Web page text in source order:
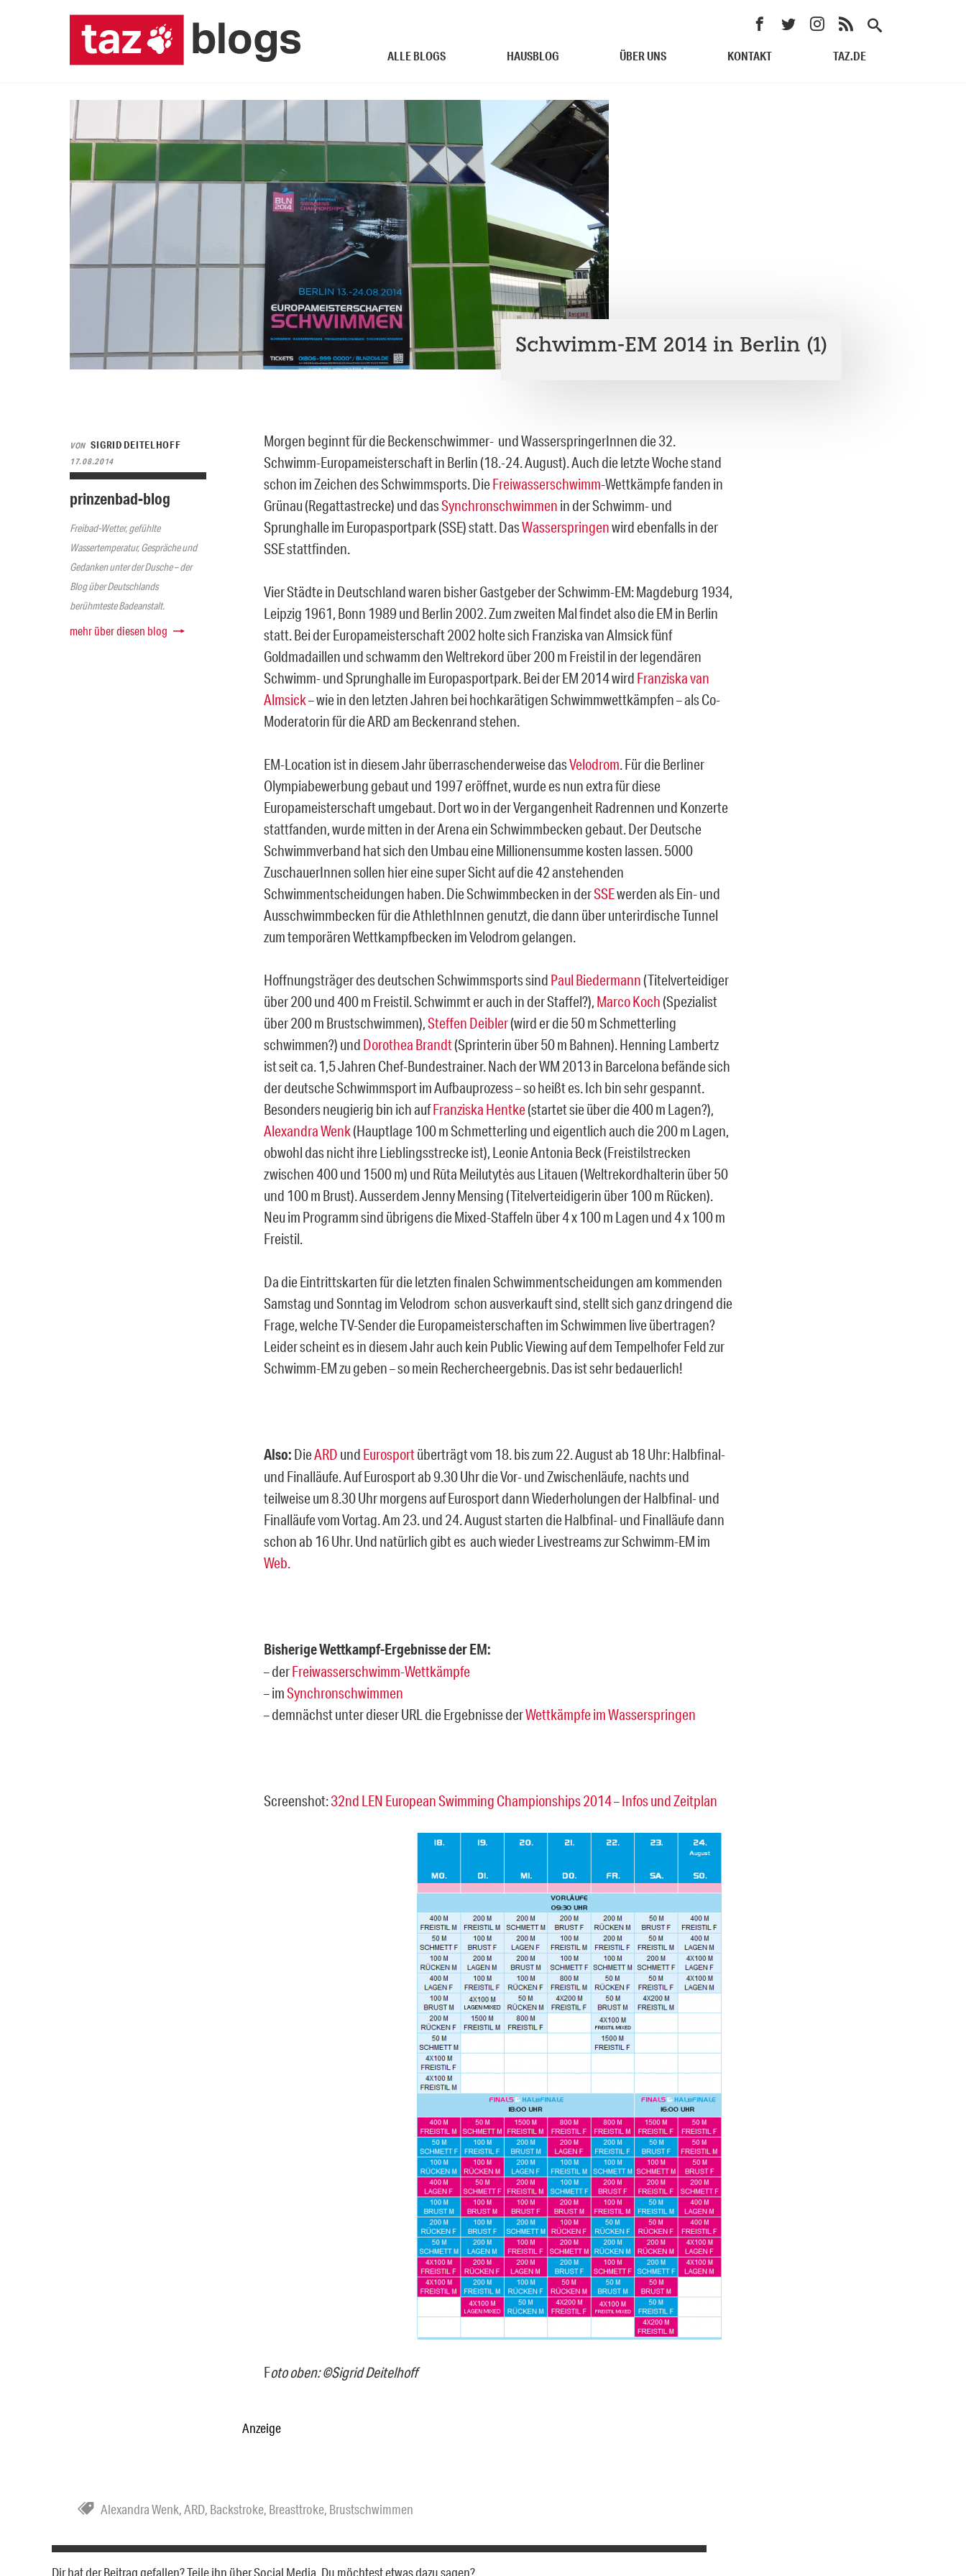
ALLE BLOGS HAUSBLOG ÜBER UNS KONTAKT TAZ.DE
Schwimm-EM 2014 in Berlin (1)
VON SIGRID DEITELHOFF
17.08.2014
prinzenbad-blog
Freibad-Wetter, gefühlte
Wassertemperatur, Gespräche und
Gedanken unter der Dusche – der
Blog über Deutschlands
berühmteste Badeanstalt.
mehr über diesen blog
Morgen beginnt für die Beckenschwimmer- und WasserspringerInnen die 32.
Schwimm-Europameisterschaft in Berlin (18.-24. August). Auch die letzte Woche stand
schon im Zeichen des Schwimmsports. DieFreiwasserschwimm-Wettkämpfe fanden in
Grünau (Regattastrecke) und dasSynchronschwimmen in der Schwimm- und
Sprunghalle im Europasportpark (SSE) statt. DasWasserspringenwird ebenfalls in der
SSE stattfinden.
Vier Städte in Deutschland waren bisher Gastgeber der Schwimm-EM: Magdeburg 1934,
Leipzig 1961, Bonn 1989 und Berlin 2002. Zum zweiten Mal findet also die EM in Berlin
statt. Bei der Europameisterschaft 2002 holte sich Franziska van Almsick fünf
Goldmadaillen und schwamm den Weltrekord über 200 m Freistil in der legendären
Schwimm- und Sprunghalle im Europasportpark. Bei der EM 2014 wird Franziska van
Almsick– wie in den letzten Jahren bei hochkarätigen Schwimmwettkämpfen – als Co-
Moderatorin für die ARD am Beckenrand stehen.
EM-Location ist in diesem Jahr überraschenderweise dasVelodrom. Für die Berliner
Olympiabewerbung gebaut und 1997 eröffnet, wurde es nun extra für diese
Europameisterschaft umgebaut. Dort wo in der Vergangenheit Radrennen und Konzerte
stattfanden, wurde mitten in der Arena ein Schwimmbecken gebaut. Der Deutsche
Schwimmverband hat sich den Umbau eine Millionensumme kosten lassen. 5000
ZuschauerInnen sollen hier eine super Sicht auf die 42 anstehenden
Schwimmentscheidungen haben. Die Schwimmbecken in derSSEwerden als Ein- und
Ausschwimmbecken für die AthlethInnen genutzt, die dann über unterirdische Tunnel
zum temporären Wettkampfbecken im Velodrom gelangen.
Hoffnungsträger des deutschen Schwimmsports sind Paul Biedermann(Titelverteidiger
über 200 und 400 m Freistil. Schwimmt er auch in der Staffel?), Marco Koch(Spezialist
über 200 m Brustschwimmen),Steffen Deibler(wird er die 50 m Schmetterling
schwimmen?) und Dorothea Brandt(Sprinterin über 50 m Bahnen). Henning Lambertz
ist seit ca. 1,5 Jahren Chef-Bundestrainer. Nach der WM 2013 in Barcelona befände sich
der deutsche Schwimmsport im Aufbauprozess – so heißt es. Ich bin sehr gespannt.
Besonders neugierig bin ich aufFranziska Hentke(startet sie über die 400 m Lagen?),
Alexandra Wenk(Hauptlage 100 m Schmetterling und eigentlich auch die 200 m Lagen,
obwohl das nicht ihre Lieblingsstrecke ist), Leonie Antonia Beck (Freistilstrecken
zwischen 400 und 1500 m) und Rūta Meilutytės aus Litauen (Weltrekordhalterin über 50
und 100 m Brust). Ausserdem Jenny Mensing (Titelverteidigerin über 100 m Rücken).
Neu im Programm sind übrigens die Mixed-Staffeln über 4 x 100 m Lagen und 4 x 100 m
Freistil.
Da die Eintrittskarten für die letzten finalen Schwimmentscheidungen am kommenden
Samstag und Sonntag im Velodrom schon ausverkauft sind, stellt sich ganz dringend die
Frage, welche TV-Sender die Europameisterschaften im Schwimmen live übertragen?
Leider scheint es in diesem Jahr auch kein Public Viewing auf dem Tempelhofer Feld zur
Schwimm-EM zu geben – so mein Rechercheergebnis. Das ist sehr bedauerlich!
Also: DieARD und Eurosportüberträgt vom 18. bis zum 22. August ab 18 Uhr: Halbfinal-
und Finalläufe. Auf Eurosport ab 9.30 Uhr die Vor- und Zwischenläufe, nachts und
teilweise um 8.30 Uhr morgens auf Eurosport dann Wiederholungen der Halbfinal- und
Finalläufe vom Vortag. Am 23. und 24. August starten die Halbfinal- und Finalläufe dann
schon ab 16 Uhr. Und natürlich gibt es auch wieder Livestreams zur Schwimm-EM im
Web.
Bisherige Wettkampf-Ergebnisse der EM:
– derFreiwasserschwimm-Wettkämpfe
– imSynchronschwimmen
– demnächst unter dieser URL die Ergebnisse derWettkämpfe im Wasserspringen
Screenshot:32nd LEN European Swimming Championships 2014 – Infos und Zeitplan
Foto oben: ©Sigrid Deitelhoff
Anzeige
Alexandra Wenk,ARD, Backstroke, Breasttroke, Brustschwimmen
Dir hat der Beitrag gefallen? Teile ihn über Social Media. Du möchtest etwas dazu sagen?